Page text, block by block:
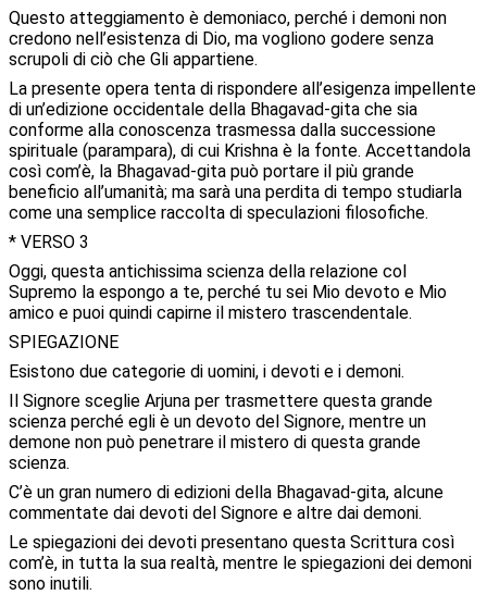
Questo atteggiamento è demoniaco, perché i demoni non
credono nell’esistenza di Dio, ma vogliono godere senza
scrupoli di ciò che Gli appartiene.
La presente opera tenta di rispondere all’esigenza impellente
di un’edizione occidentale della Bhagavad-gita che sia
conforme alla conoscenza trasmessa dalla successione
spirituale (parampara), di cui Krishna è la fonte. Accettandola
così com’è, la Bhagavad-gita può portare il più grande
beneficio all’umanità; ma sarà una perdita di tempo studiarla
come una semplice raccolta di speculazioni filosofiche.
* VERSO 3
Oggi, questa antichissima scienza della relazione col
Supremo la espongo a te, perché tu sei Mio devoto e Mio
amico e puoi quindi capirne il mistero trascendentale.
SPIEGAZIONE
Esistono due categorie di uomini, i devoti e i demoni.
Il Signore sceglie Arjuna per trasmettere questa grande
scienza perché egli è un devoto del Signore, mentre un
demone non può penetrare il mistero di questa grande
scienza.
C’è un gran numero di edizioni della Bhagavad-gita, alcune
commentate dai devoti del Signore e altre dai demoni.
Le spiegazioni dei devoti presentano questa Scrittura così
com’è, in tutta la sua realtà, mentre le spiegazioni dei demoni
sono inutili.